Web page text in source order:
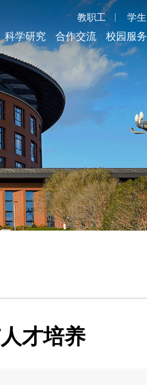
教职工 学生
科学研究 合作交流 校园服务
才培养